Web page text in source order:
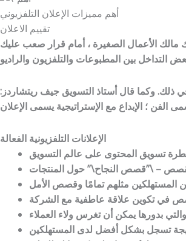
أهم مميزات الإعلان التلفزيوني
تقييم الاعلان
مالك الأعمال الصغيرة ، أمام قرار صعب عليك
وكما قال أستاذ التسويق جيف ريتشاردز:
الإعلانات التلفزيونية الفعالة
تسويق المحتوى على عالم التسويق